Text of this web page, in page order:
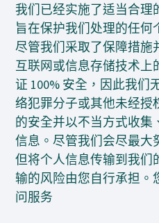
我们已经实施了适当合理
旨在保护我们处理的任何
尽管我们采取了保障措施
互联网或信息存储技术上
证 100% 安全，因此我们
络犯罪分子或其他未经授
的安全并以不当方式收集
信息。尽管我们会尽最大
但将个人信息传输到我们
输的风险由您自行承担。
问服务